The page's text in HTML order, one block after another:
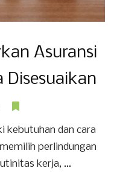
Asuransi
Disesuaikan
kebutuhan dan cara
perlindungan
kerja, ...